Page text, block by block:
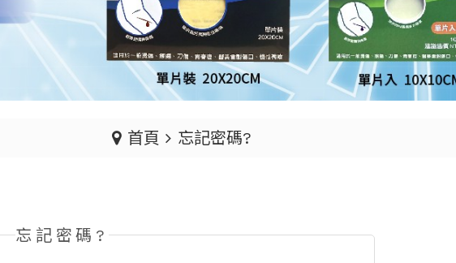
首頁 忘記密碼?
忘記密碼?